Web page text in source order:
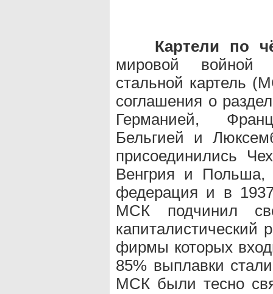
Картели по
мировой войной
стальной картель
соглашения о
Германией,
Бельгией и
присоединились
Венгрия и Польша,
федерация и в
МСК подчинил
капиталистический
фирмы которых
85% выплавки
МСК были тесно